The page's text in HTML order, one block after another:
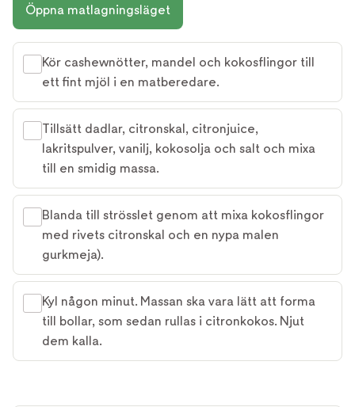
Öppna matlagningsläget
Kör cashewnötter, mandel och kokosflingor till
ett fint mjöl i en matberedare.
Tillsätt dadlar, citronskal, citronjuice,
lakritspulver, vanilj, kokosolja och salt och mixa
till en smidig massa.
Blanda till strösslet genom att mixa kokosflingor
med rivets citronskal och en nypa malen
gurkmeja).
Kyl någon minut. Massan ska vara lätt att forma
till bollar, som sedan rullas i citronkokos. Njut
dem kalla.